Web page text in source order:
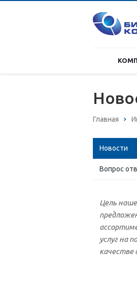
Главная
Новости
Вопрос
Цель
услуг на
качестве